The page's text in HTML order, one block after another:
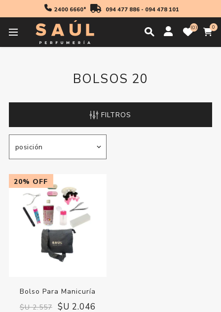
2400 6660* 094 477 886- 094 478 101
0 0
Inicio
BOLSOS 20
FILTROS
20% OFF
Bolso Para Manicuría
$U 2.557 $U 2.046